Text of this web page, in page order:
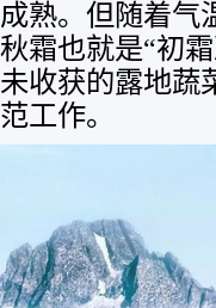
熟。但随着气
霜也就是“初
收获的露地蔬
工作。